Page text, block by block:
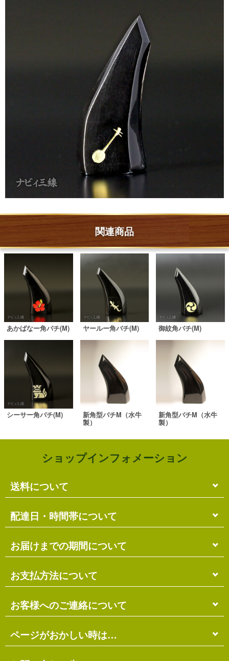
関連商品
あかばなー角バチ(M) ヤールー角バチ(M) 御紋角バチ(M)
シーサー角バチ(M)
新角型バチM（水牛
製）
新角型バチM（水牛
製）
ショップインフォメーション
送料について
単品のみの場合
各商品に記載の送料となります。
複数商品の場合
ます。
送料には梱包料も含まれています。
※ショッピングカートの仕組み上、送料が正しく計算
されない場合があります。
※商品の組み合わせによっては別梱包となり、送料が
別途必要となる場合があります。
※上記の際は、自動返信メール以降に改めて正しい送
料をお知らせします。
配達日・時間帯について
配達日・配達時間帯のご指定は出来ません。
お届け先に投函される「ご不在連絡票」より再配達希
望日・時間帯のご指定が可能ですので、こちらをご利
用ください。
お届けまでの期間について
在庫がある場合
ご注文確認日より3営業日以内の発送となります。
離島の場合、上記以上にお時間がかかる場合がありま
す。
品発送予定」メールにてご確認ください。
在庫切れの場合
お支払方法について
代金引換（＋400円）
商品配送時に配送員にお支払い下さい。
銀行振込（先払い）
お客様へのご連絡について
受注・確認・発送・修理など
各発生日より2営業日以内にメール・お電話にてご連
ページがおかしい時は…